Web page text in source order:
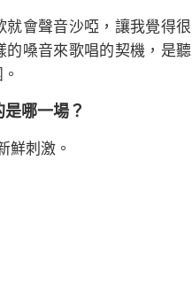
會聲音沙啞，讓我覺得很
嗓音來歌唱的契機，是聽
哪一場？
鮮刺激。